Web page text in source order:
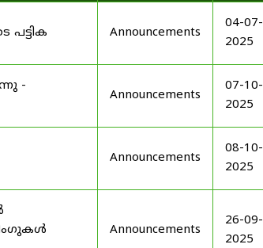
പട്ടിക Announcements
04-07-
2025
-
Announcements
07-10-
2025
Announcements
08-10-
2025
Announcements
26-09-
2025